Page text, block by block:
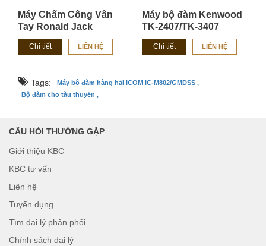
Máy Chấm Công Vân
Tay Ronald Jack
RJ3800
Chi tiết LIÊN HỆ
Máy bộ đàm Kenwood
TK-2407/TK-3407
Chi tiết LIÊN HỆ
Tags:
Máy bộ đàm hàng hải ICOM IC-M802/GMDSS ,
Bộ đàm cho tàu thuyền ,
CÂU HỎI THƯỜNG GẶP
Giới thiệu KBC
KBC tư vấn
Liên hệ
Tuyển dụng
Tìm đại lý phân phối
Chính sách đại lý